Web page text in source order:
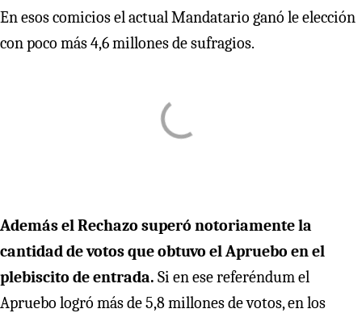
En esos comicios el actual Mandatario ganó le elección
con poco más 4,6 millones de sufragios.
Además el Rechazo superó notoriamente la
cantidad de votos que obtuvo el Apruebo en el
plebiscito de entrada. Si en ese referéndum el
Apruebo logró más de 5,8 millones de votos, en los